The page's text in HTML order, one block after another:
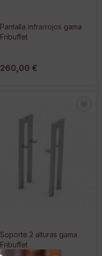
Pantalla infrarrojos gama
Fribuffet
260,00 €
Soporte 2 alturas gama
Fribuffet